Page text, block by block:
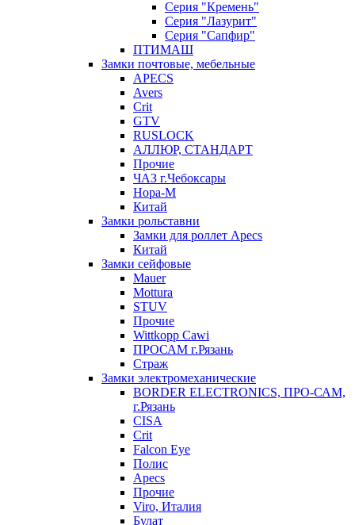
Серия "Кремень"
Серия "Лазурит"
Серия "Сапфир"
ПТИМАШ
Замки почтовые, мебельные
APECS
Avers
Crit
GTV
RUSLOCK
АЛЛЮР, СТАНДАРТ
Прочие
ЧАЗ г.Чебоксары
Нора-М
Китай
Замки рольставни
Замки для роллет Apecs
Китай
Замки сейфовые
Mauer
Mottura
STUV
Прочие
Wittkopp Cawi
ПРОСАМ г.Рязань
Страж
Замки электромеханические
BORDER ELECTRONICS, ПРО-САМ,
г.Рязань
CISA
Crit
Falcon Eye
Полис
Apecs
Прочие
Viro, Италия
Булат